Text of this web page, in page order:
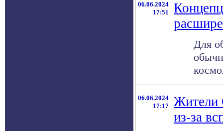
06.06.2024
17:51
Для
06.06.2024
17:17
Жители
из-за